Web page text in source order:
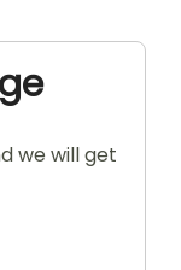
we will get